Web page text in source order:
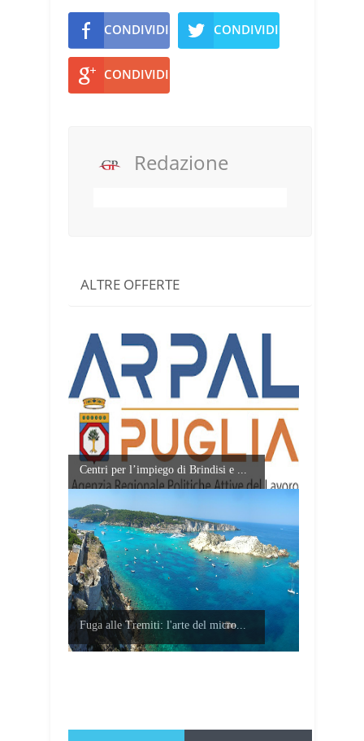
CONDIVIDI CONDIVIDI
CONDIVIDI
Redazione
ALTRE OFFERTE
Centri per l’impiego di Brindisi e ...
Fuga alle Tremiti: l'arte del micro...